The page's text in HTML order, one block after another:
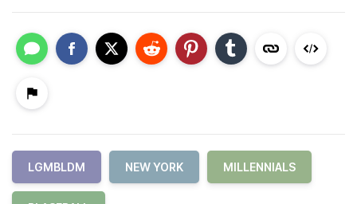
LGMBLDM NEW YORK MILLENNIALS